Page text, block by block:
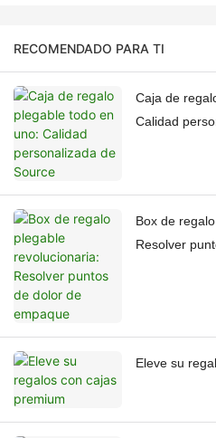
RECOMENDADO PARA TI
Caja de
Calidad
Box de
Resolver
Eleve su